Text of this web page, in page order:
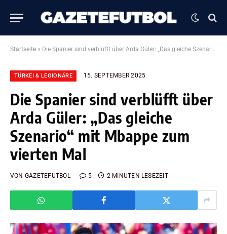
Startseite » Die Spanier sind verblüfft über Arda Güler: „Das gleiche Szenario“ mit Mbappe zum vierten Mal
TÜRKEI & LEGIONÄRE 15. SEPTEMBER 2025
Die Spanier sind verblüfft über
Arda Güler: „Das gleiche
Szenario“ mit Mbappe zum
vierten Mal
VON GAZETEFUTBOL 5 2 MINUTEN LESEZEIT